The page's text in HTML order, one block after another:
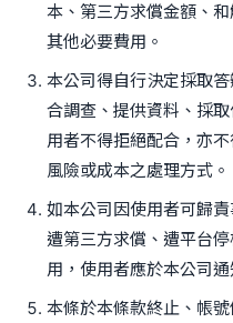
本、第三方求償金額、
其他必要費用。
本公司得自行決定採取
合調查、提供資料、採
用者不得拒絕配合，亦
風險或成本之處理方式。
如本公司因使用者可歸
遭第三方求償、遭平台
用，使用者應於本公司
本條於本條款終止、帳